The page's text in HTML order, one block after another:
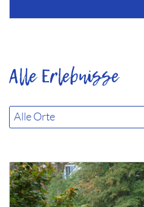
Alle Erlebnisse